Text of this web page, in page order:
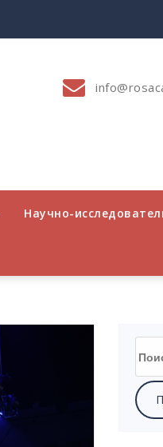
Научно-